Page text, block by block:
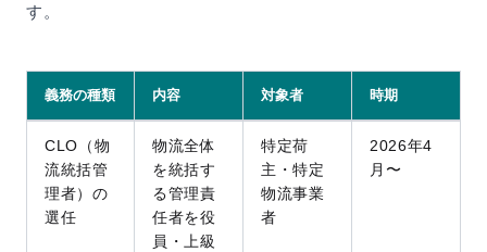
す。
義務の種類 内容 対象者 時期
CLO（物
流統括管
理者）の
選任
物流全体
を統括す
る管理責
任者を役
員・上級
特定荷
主・特定
物流事業
者
2026年4
月〜